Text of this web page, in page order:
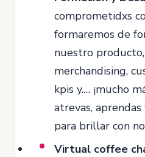
comprometidxs
formaremos de
nuestro
merchandising,
kpis y.… ¡mucho
atrevas,
para brillar con
Virtual coffee